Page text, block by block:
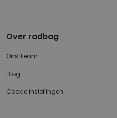
Over radbag
Ons Team
Blog
Cookie instellingen